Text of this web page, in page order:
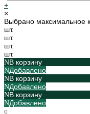
+
×
Выбрано максимальное
шт.
шт.
шт.
шт.
В корзину
Добавлено
В корзину
Добавлено
В корзину
Добавлено